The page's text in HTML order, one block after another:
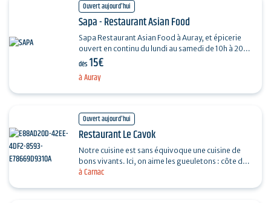
Ouvert aujourd'hui
à Auray
Sapa - Restaurant Asian Food
Sapa Restaurant Asian Food à Auray, et épicerie
ouvert en continu du lundi au samedi de 10h à 20h.
Nous vous proposons une gastronomie de rue
dès 15€
Ouvert aujourd'hui
à Carnac
Restaurant Le Cavok
Notre cuisine est sans équivoque une cuisine de
bons vivants. Ici, on aime les gueuletons : côte de
bœuf grillée sur la pierre de lave, une belle…